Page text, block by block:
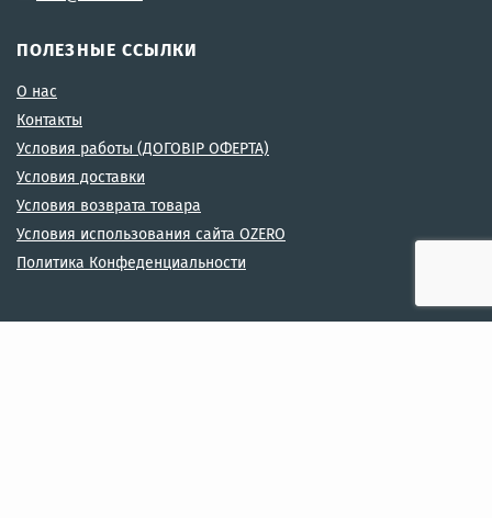
ПОЛЕЗНЫЕ ССЫЛКИ
О нас
Контакты
Условия работы (ДОГОВІР ОФЕРТА)
Условия доставки
Условия возврата товара
Условия использования сайта OZERO
Политика Конфеденциальности
МЫ В СЕТЯХ